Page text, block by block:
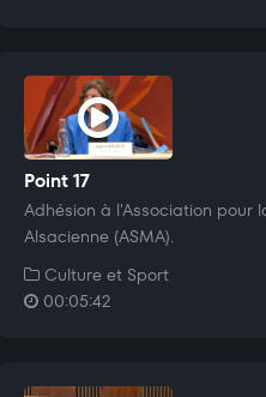
Point 17
Adhésion à l'Association pour
Alsacienne (ASMA).
Culture et Sport
00:05:42